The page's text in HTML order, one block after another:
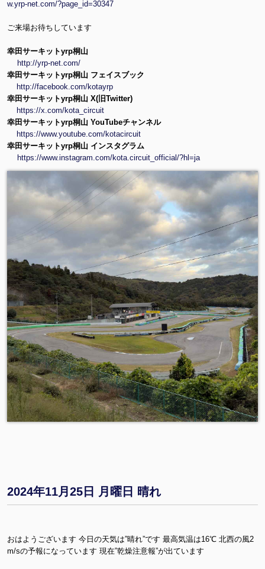
w.yrp-net.com/?page_id=30347
ご来場お待ちしています
幸田サーキットyrp桐山
http://yrp-net.com/
幸田サーキットyrp桐山 フェイスブック
http://facebook.com/kotayrp
幸田サーキットyrp桐山 X(旧Twitter)
https://x.com/kota_circuit
幸田サーキットyrp桐山 YouTubeチャンネル
https://www.youtube.com/kotacircuit
幸田サーキットyrp桐山 インスタグラム
https://www.instagram.com/kota.circuit_official/?hl=ja
2024年11月25日 月曜日 晴れ
おはようございます 今日の天気は”晴れ”です 最高気温は16℃ 北西の風2
m/sの予報になっています 現在”乾燥注意報”が出ています